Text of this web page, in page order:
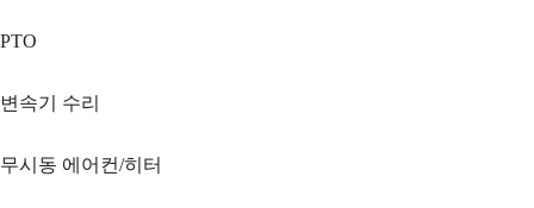
PTO
변속기 수리
무시동 에어컨/히터